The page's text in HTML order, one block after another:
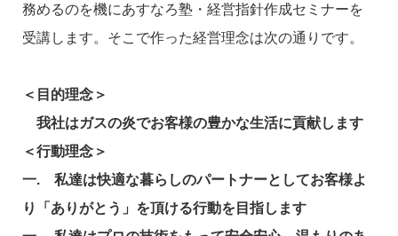
務めるのを機にあすなろ塾・経営指針作成セミナーを
受講します。そこで作った経営理念は次の通りです。
＜目的理念＞
我社はガスの炎でお客様の豊かな生活に貢献します
＜行動理念＞
一. 私達は快適な暮らしのパートナーとしてお客様よ
り「ありがとう」を頂ける行動を目指します